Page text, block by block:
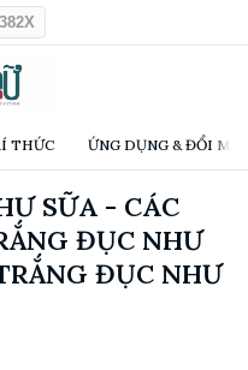
THỨC ỨNG DỤNG & ĐỔI
SỮA - CÁC
ĐỤC NHƯ
ĐỤC NHƯ